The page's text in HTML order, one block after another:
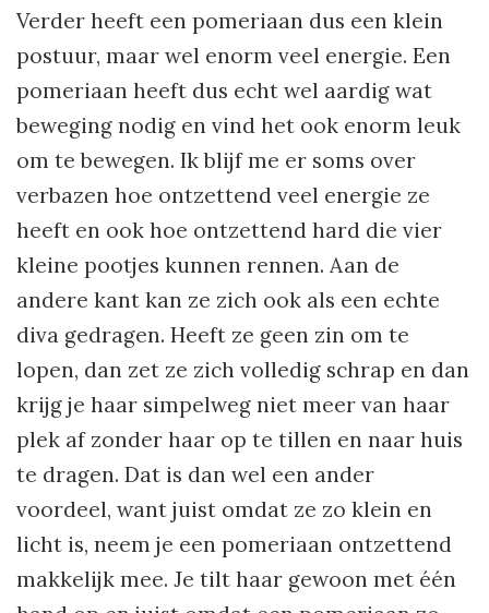
Verder heeft een pomeriaan dus een klein
postuur, maar wel enorm veel energie. Een
pomeriaan heeft dus echt wel aardig wat
beweging nodig en vind het ook enorm leuk
om te bewegen. Ik blijf me er soms over
verbazen hoe ontzettend veel energie ze
heeft en ook hoe ontzettend hard die vier
kleine pootjes kunnen rennen. Aan de
andere kant kan ze zich ook als een echte
diva gedragen. Heeft ze geen zin om te
lopen, dan zet ze zich volledig schrap en dan
krijg je haar simpelweg niet meer van haar
plek af zonder haar op te tillen en naar huis
te dragen. Dat is dan wel een ander
voordeel, want juist omdat ze zo klein en
licht is, neem je een pomeriaan ontzettend
makkelijk mee. Je tilt haar gewoon met één